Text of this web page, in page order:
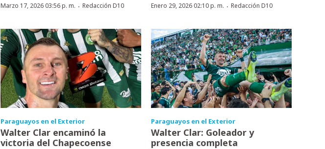
Marzo 17, 2026 03:56 p. m. · Redacción D10 Enero 29, 2026 02:10 p. m. · Redacción D10
Paraguayos en el Exterior
Walter Clar encaminó la
victoria del Chapecoense
Paraguayos en el Exterior
Walter Clar: Goleador y
presencia completa